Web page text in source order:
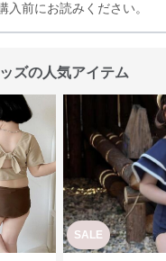
入前にお読みください。
ズの人気アイテム
SALE